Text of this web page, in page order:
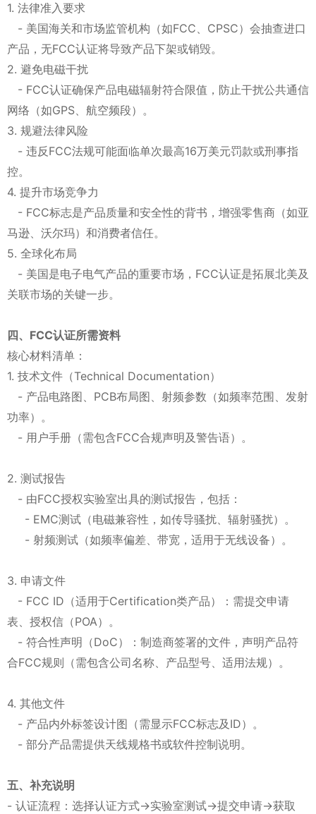
1. 法律准入要求
- 美国海关和市场监管机构（如FCC、CPSC）会抽查进口
产品，无FCC认证将导致产品下架或销毁。
2. 避免电磁干扰
- FCC认证确保产品电磁辐射符合限值，防止干扰公共通信
网络（如GPS、航空频段）。
3. 规避法律风险
- 违反FCC法规可能面临单次最高16万美元罚款或刑事指
控。
4. 提升市场竞争力
- FCC标志是产品质量和安全性的背书，增强零售商（如亚
马逊、沃尔玛）和消费者信任。
5. 全球化布局
- 美国是电子电气产品的重要市场，FCC认证是拓展北美及
关联市场的关键一步。
四、FCC认证所需资料
核心材料清单：
1. 技术文件（Technical Documentation）
- 产品电路图、PCB布局图、射频参数（如频率范围、发射
功率）。
- 用户手册（需包含FCC合规声明及警告语）。
2. 测试报告
- 由FCC授权实验室出具的测试报告，包括：
- EMC测试（电磁兼容性，如传导骚扰、辐射骚扰）。
- 射频测试（如频率偏差、带宽，适用于无线设备）。
3. 申请文件
- FCC ID（适用于Certification类产品）：需提交申请
表、授权信（POA）。
- 符合性声明（DoC）：制造商签署的文件，声明产品符
合FCC规则（需包含公司名称、产品型号、适用法规）。
4. 其他文件
- 产品内外标签设计图（需显示FCC标志及ID）。
- 部分产品需提供天线规格书或软件控制说明。
五、补充说明
- 认证流程：选择认证方式→实验室测试→提交申请→获取